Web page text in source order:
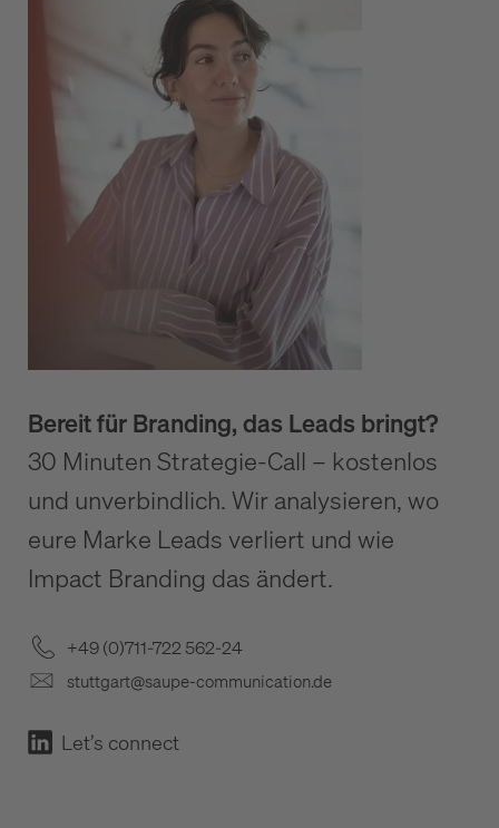
Bereit für Branding, das Leads bringt?
30 Minuten Strategie-Call – kostenlos
und unverbindlich. Wir analysieren, wo
eure Marke Leads verliert und wie
Impact Branding das ändert.
+49 (0)711-722 562-24
stuttgart@saupe-communication.de
Let’s connect